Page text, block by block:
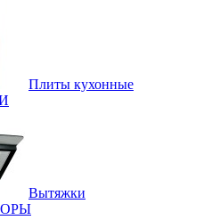
Плиты кухонные
Вытяжки